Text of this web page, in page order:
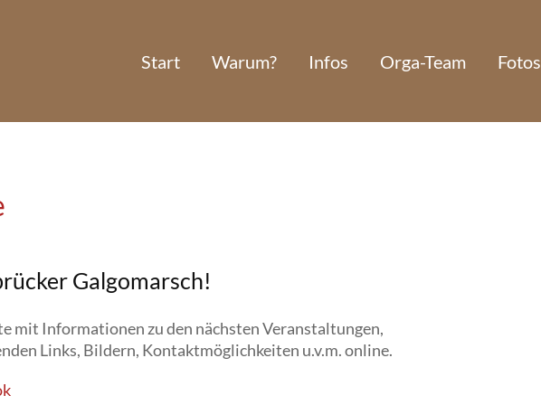
Start Warum? Infos Orga-Team Fotos
Galgomarsch!
mit Informationen zu den nächsten Veranstaltungen,
Links, Bildern, Kontaktmöglichkeiten u.v.m. online.